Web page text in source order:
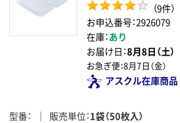
（9件）
お申込番号：2926079
在庫：あり
お届け日：8月8日（土）
お急ぎ便：8月7日（金）
アスクル在庫商品
型番 販売単位 1袋（50枚入）